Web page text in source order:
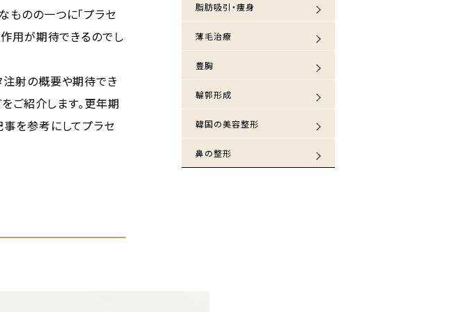
のの一つに「プラセ
用が期待できるのでし
注射の概要や期待でき
ご紹介します。更年期
を参考にしてプラセ
脂肪吸引・痩身
薄毛治療
豊胸
輪郭形成
韓国の美容整形
鼻の整形